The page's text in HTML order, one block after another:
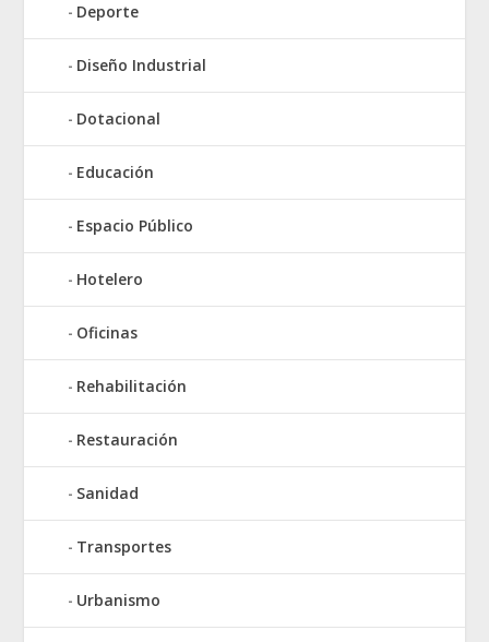
Deporte
Diseño Industrial
Dotacional
Educación
Espacio Público
Hotelero
Oficinas
Rehabilitación
Restauración
Sanidad
Transportes
Urbanismo